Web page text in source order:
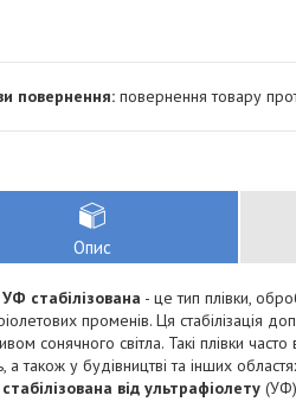
повернення товару
Опис
УФ стабілізована - це тип плівки,
променів. Ця стабілізація
сонячного світла. Такі плівки
а також у будівництві та інших
від ультрафіолету